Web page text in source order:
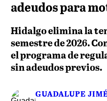
adeudos para
Hidalgo elimina la
semestre de 2026.
el programa de
sin adeudos previos.
GUADALUPE